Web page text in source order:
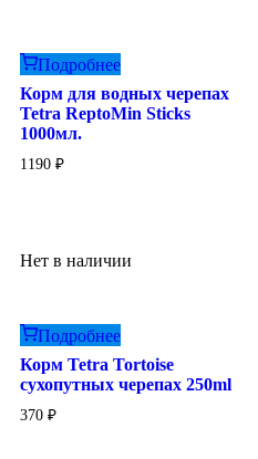
Подробнее
Корм для водных черепах
Tetra ReptoMin Sticks
1000мл.
1190 ₽
Нет в наличии
Подробнее
Корм Tetra Tortoise
сухопутных черепах 250ml
370 ₽